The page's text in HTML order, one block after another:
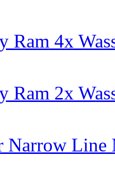
Ram 4x
Ram 2x
Narrow